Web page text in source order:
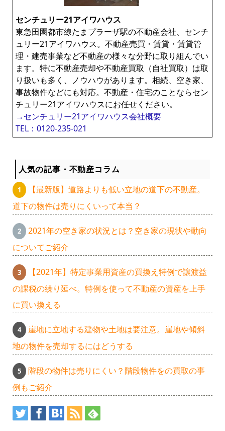
ラ
イ
ブ
ラ
リ
ー
センチュリー21アイワハウス
東急田園都市線たまプラーザ駅の不動産会社、センチ
ュリー21アイワハウス。不動産売買・賃貸・賃貸管
理・建売事業など不動産の様々な分野に取り組んでい
ます。特に不動産売却や不動産買取（自社買取）は取
り扱いも多く、ノウハウがあります。相続、空き家、
事故物件などにも対応。不動産・住宅のことならセン
チュリー21アイワハウスにお任せください。
→センチュリー21アイワハウス会社概要
TEL：0120-235-021
人気の記事・不動産コラム
【最新版】道路よりも低い立地の道下の不動産。
道下の物件は売りにくいって本当？
2021年の空き家の状況とは？空き家の現状や動向
についてご紹介
【2021年】特定事業用資産の買換え特例で譲渡益
の課税の繰り延べ。特例を使って不動産の資産を上手
に買い換える
崖地に立地する建物や土地は要注意。崖地や傾斜
地の物件を売却するにはどうする
階段の物件は売りにくい？階段物件をの買取の事
例もご紹介